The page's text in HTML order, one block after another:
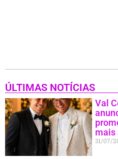
ÚLTIMAS NOTÍCIAS
Val
mais
31/07/